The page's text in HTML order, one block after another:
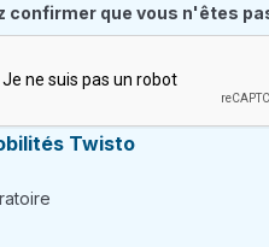
requis
confirmer que vous n'êtes
Twisto